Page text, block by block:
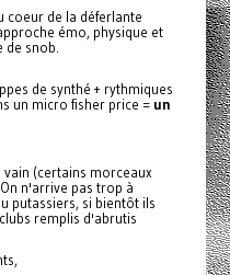
coeur de la déferlante
émo, physique et
snob.
de synthé + rythmiques
un micro fisher price = un
vain (certains morceaux
n'arrive pas trop à
putassiers, si bientôt ils
remplis d'abrutis